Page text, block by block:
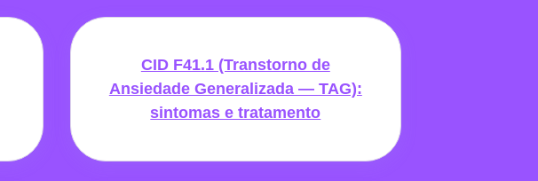
CID F41.1 (Transtorno de
Ansiedade Generalizada — TAG):
sintomas e tratamento